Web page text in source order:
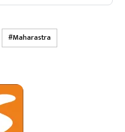
Maharastra